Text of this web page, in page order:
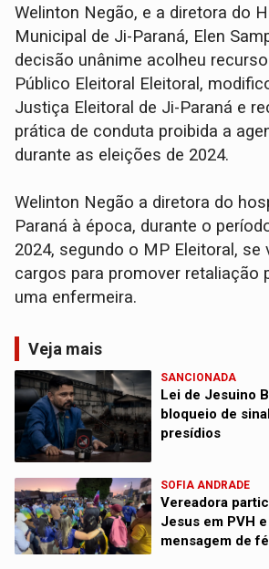
Welinton Negão, e a diretora do
Municipal de Ji-Paraná, Elen
decisão unânime acolheu
Público Eleitoral Eleitoral,
Justiça Eleitoral de Ji-Paraná e
prática de conduta proibida a
durante as eleições de 2024.
Welinton Negão a diretora do
Paraná à época, durante o
2024, segundo o MP Eleitoral, se
cargos para promover retaliação
uma enfermeira.
Veja mais
SANCIONADA
Lei de Jesuino
bloqueio de
presídios
SOFIA ANDRADE
Vereadora
Jesus em PVH
mensagem de